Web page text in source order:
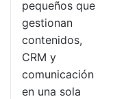
pequeños que
gestionan
contenidos,
CRM y
comunicación
en una sola